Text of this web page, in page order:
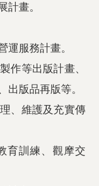
計畫。
運服務計畫。
作等出版計畫、
出版品再版等。
、維護及充實傳
育訓練、觀摩交